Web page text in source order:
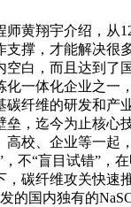
翔宇介绍，从
撑，才能解决很
白，而且达到了
体化企业之一，
纤维的研发和产
迄今为止核心技
校、企业等一起
不“盲目试错”，
纤维攻关快速推
国内独有的